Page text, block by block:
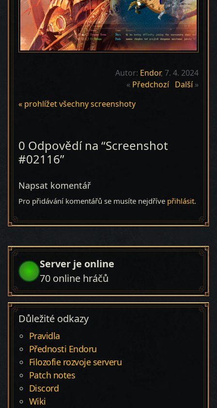
« prohlížet všechny screenshoty
« Předchozí Další»
Autor: Endor, 7. 4. 2024
0 Odpovědí na “Screenshot
#02116”
Napsat komentář
Pro přidávání komentářů se musíte nejdříve přihlásit.
Server je online
70 online hráčů
Důležité odkazy
Pravidla
Přednosti Endoru
Filozofie rozvoje serveru
Patch notes
Discord
Wiki